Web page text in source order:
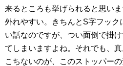
来るところも挙げられると思いま
外れやすい。きちんとS字フック
い話なのですが、つい面倒で掛
てしまいますよね。それでも、
こちないのが、このストッパーの